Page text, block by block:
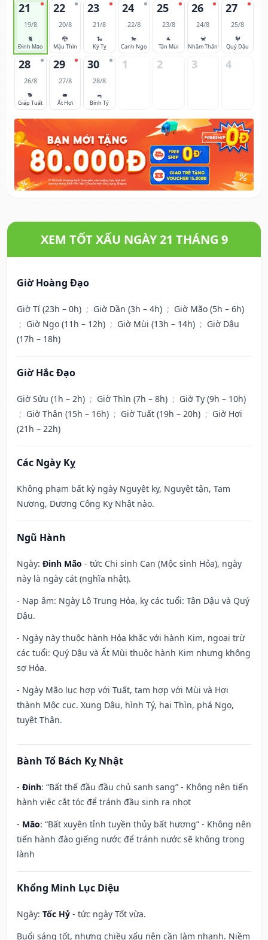
21
19/8
🐈
Đinh Mão
22
20/8
🐉
Mậu Thìn
23
21/8
🐍
Kỷ Tỵ
24
22/8
🐎
Canh Ngọ
25
23/8
🐐
Tân Mùi
26
24/8
🐒
Nhâm Thân
27
25/8
🐓
Quý Dậu
28
26/8
🐕
Giáp Tuất
29
27/8
🐖
Ất Hợi
30
28/8
🐀
Bính Tý
1 2 3 4
XEM TỐT XẤU NGÀY 21 THÁNG 9
Giờ Hoàng Đạo
Giờ Tí (23h – 0h) ; Giờ Dần (3h – 4h) ; Giờ Mão (5h – 6h)
; Giờ Ngọ (11h – 12h) ; Giờ Mùi (13h – 14h) ; Giờ Dậu
(17h – 18h)
Giờ Hắc Đạo
Giờ Sửu (1h – 2h) ; Giờ Thìn (7h – 8h) ; Giờ Tỵ (9h – 10h)
; Giờ Thân (15h – 16h) ; Giờ Tuất (19h – 20h) ; Giờ Hợi
(21h – 22h)
Các Ngày Kỵ
Không phạm bất kỳ ngày Nguyệt kỵ, Nguyệt tận, Tam
Nương, Dương Công Kỵ Nhật nào.
Ngũ Hành
Ngày: Đinh Mão - tức Chi sinh Can (Mộc sinh Hỏa), ngày
này là ngày cát (nghĩa nhật).
- Nạp âm: Ngày Lô Trung Hỏa, kỵ các tuổi: Tân Dậu và Quý
Dậu.
- Ngày này thuộc hành Hỏa khắc với hành Kim, ngoại trừ
các tuổi: Quý Dậu và Ất Mùi thuộc hành Kim nhưng không
sợ Hỏa.
- Ngày Mão lục hợp với Tuất, tam hợp với Mùi và Hợi
thành Mộc cục. Xung Dậu, hình Tý, hại Thìn, phá Ngọ,
tuyệt Thân.
Bành Tổ Bách Kỵ Nhật
- Đinh: “Bất thế đầu đầu chủ sanh sang” - Không nên tiến
hành việc cắt tóc để tránh đầu sinh ra nhọt
- Mão: “Bất xuyên tỉnh tuyền thủy bất hương” - Không nên
tiến hành đào giếng nước để tránh nước sẽ không trong
lành
Khổng Minh Lục Diệu
Ngày: Tốc Hỷ - tức ngày Tốt vừa.
Buổi sáng tốt, nhưng chiều xấu nên cần làm nhanh. Niềm